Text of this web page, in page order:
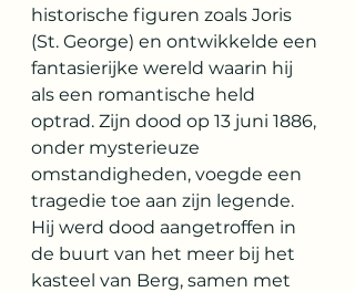
historische figuren zoals Joris
(St. George) en ontwikkelde een
fantasierijke wereld waarin hij
als een romantische held
optrad. Zijn dood op 13 juni 1886,
onder mysterieuze
omstandigheden, voegde een
tragedie toe aan zijn legende.
Hij werd dood aangetroffen in
de buurt van het meer bij het
kasteel van Berg, samen met